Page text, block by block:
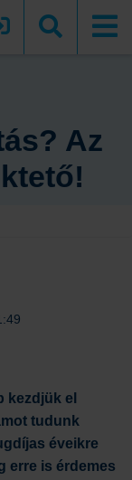
Az
kezdjük el
tudunk
éveikre
erre is érdemes